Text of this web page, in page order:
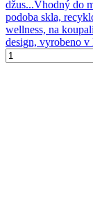
džus...Vhodný do
podoba skla,
wellness, na
design, vyrobeno v